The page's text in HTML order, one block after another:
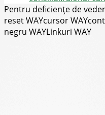
Pentru deficiențe de
reset WAYcursor WAY
negru WAYLinkuri WAY